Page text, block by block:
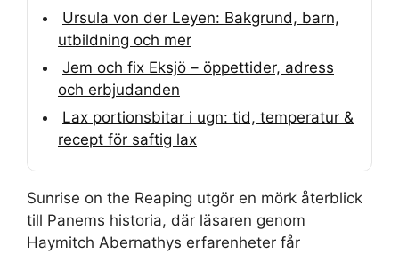
Ursula von der Leyen: Bakgrund, barn,
utbildning och mer
Jem och fix Eksjö – öppettider, adress
och erbjudanden
Lax portionsbitar i ugn: tid, temperatur &
recept för saftig lax
Sunrise on the Reaping utgör en mörk återblick
till Panems historia, där läsaren genom
Haymitch Abernathys erfarenheter får